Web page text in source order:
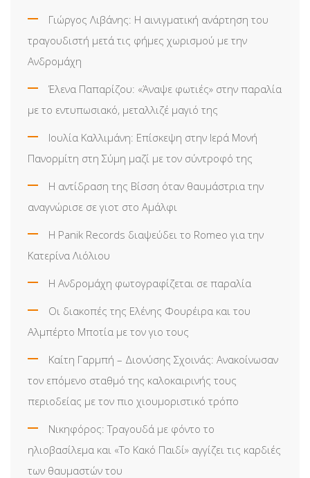
Γιώργος Λιβάνης: Η αινιγματική ανάρτηση του
τραγουδιστή μετά τις φήμες χωρισμού με την
Ανδρομάχη
Έλενα Παπαρίζου: «Άναψε φωτιές» στην παραλία
με το εντυπωσιακό, μεταλλιζέ μαγιό της
Ιουλία Καλλιμάνη: Επίσκεψη στην Ιερά Μονή
Πανορμίτη στη Σύμη μαζί με τον σύντροφό της
Η αντίδραση της Βίσση όταν θαυμάστρια την
αναγνώρισε σε γιοτ στο Αμάλφι
Η Panik Records διαψεύδει το Romeo για την
Κατερίνα Λιόλιου
Η Ανδρομάχη φωτογραφίζεται σε παραλία
Οι διακοπές της Ελένης Φουρέιρα και του
Αλμπέρτο Μποτία με τον γιο τους
Καίτη Γαρμπή – Διονύσης Σχοινάς: Ανακοίνωσαν
τον επόμενο σταθμό της καλοκαιρινής τους
περιοδείας με τον πιο χιουμοριστικό τρόπο
Νικηφόρος: Τραγουδά με φόντο το
ηλιοβασίλεμα και «Το Κακό Παιδί» αγγίζει τις καρδιές
των θαυμαστών του